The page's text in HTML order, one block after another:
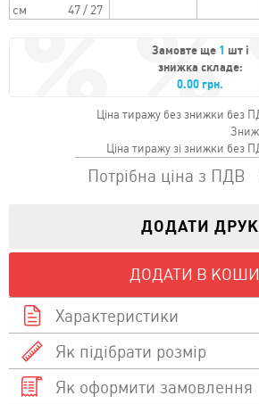
см
47 / 27
Замовте ще 1 шт і
знижка складе:
0.00 грн.
Ціна тиражу без знижки без
Ціна тиражу зі знижки без
Потрібна ціна з ПДВ
ДОДАТИ ДРУК
ДОДАТИ В
Характеристики
Склад
Як підібрати розмір
Як оформити замовлення